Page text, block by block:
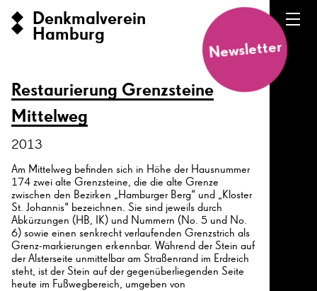
Denkmalverein
Hamburg
Newsletter
Restaurierung Grenzsteine
Mittelweg
2013
Am Mittelweg befinden sich in Höhe der Hausnummer
174 zwei alte Grenzsteine, die die alte Grenze
zwischen den Bezirken „Hamburger Berg“ und „Kloster
St. Johannis“ bezeichnen. Sie sind jeweils durch
Abkürzungen (HB, IK) und Nummern (No. 5 und No.
6) sowie einen senkrecht verlaufenden Grenzstrich als
Grenz-markierungen erkennbar. Während der Stein auf
der Alsterseite unmittelbar am Straßenrand im Erdreich
steht, ist der Stein auf der gegenüberliegenden Seite
heute im Fußwegbereich, umgeben von